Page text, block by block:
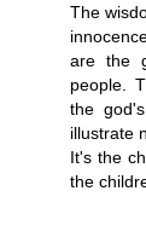
The
are the
people.
the
illustrate
It's the
the